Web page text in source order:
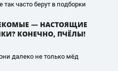
так часто берут в подборки
— НАСТОЯЩИЕ
КОНЕЧНО, ПЧЁЛЫ!
далеко не только мёд